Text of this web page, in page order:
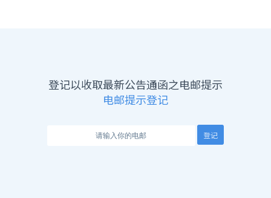
登记以收取最新公告通函之电邮提示
电邮提示登记
登记